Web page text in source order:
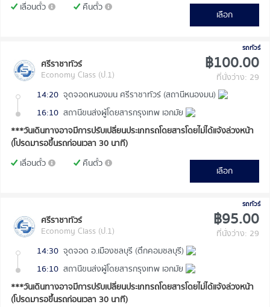
เลื่อนตั๋ว
คืนตั๋ว
เลือก
รถทัวร์
ศรีราชาทัวร์
Economy Class (ป.1)
฿100.00
ที่นั่งว่าง: 29
14:20 จุดจอดหนองมน ศรีราชาทัวร์ (สถานีหนองมน)
16:10 สถานีขนส่งผู้โดยสารกรุงเทพ เอกมัย
***วันเดินทางอาจมีการปรับเปลี่ยนประเภทรถโดยสารโดยไม่ได้แจ้งล่วงหน้า
(โปรดมารอขึ้นรถก่อนเวลา 30 นาที)
เลื่อนตั๋ว
คืนตั๋ว
เลือก
รถทัวร์
ศรีราชาทัวร์
Economy Class (ป.1)
฿95.00
ที่นั่งว่าง: 29
14:30 จุดจอด อ.เมืองชลบุรี (ตึกคอมชลบุรี)
16:10 สถานีขนส่งผู้โดยสารกรุงเทพ เอกมัย
***วันเดินทางอาจมีการปรับเปลี่ยนประเภทรถโดยสารโดยไม่ได้แจ้งล่วงหน้า
(โปรดมารอขึ้นรถก่อนเวลา 30 นาที)